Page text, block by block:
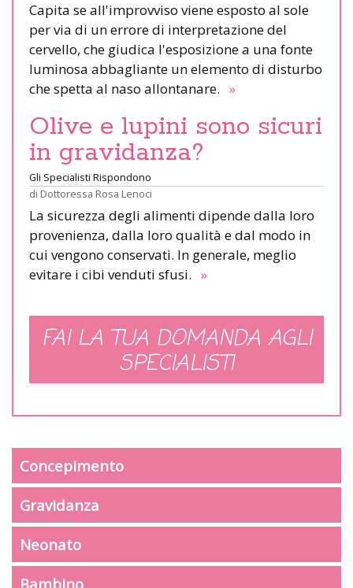
Capita se all'improvviso viene esposto al sole
per via di un errore di interpretazione del
cervello, che giudica l'esposizione a una fonte
luminosa abbagliante un elemento di disturbo
che spetta al naso allontanare. »
Olive e lupini sono sicuri
in gravidanza?
Gli Specialisti Rispondono
di Dottoressa Rosa Lenoci
La sicurezza degli alimenti dipende dalla loro
provenienza, dalla loro qualità e dal modo in
cui vengono conservati. In generale, meglio
evitare i cibi venduti sfusi. »
FAI LA TUA DOMANDA AGLI
SPECIALISTI
Concepimento
Gravidanza
Neonato
Bambino